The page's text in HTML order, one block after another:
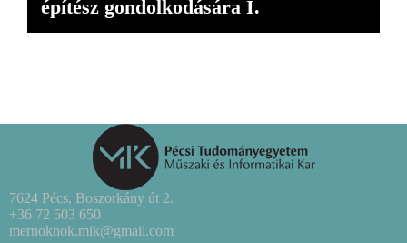
építész gondolkodására I.
7624 Pécs, Boszorkány út 2.
+36 72 503 650
mernoknok.mik@gmail.com